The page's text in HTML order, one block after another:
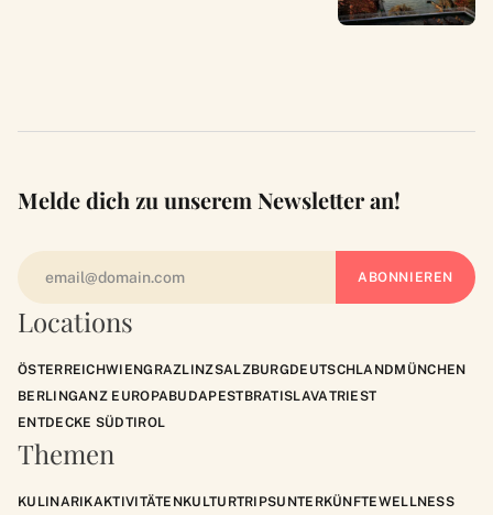
Locations
ÖSTERREICHWIENGRAZLINZSALZBURGDEUTSCHLANDMÜNCHEN
BERLINGANZ EUROPABUDAPESTBRATISLAVATRIEST
ENTDECKE SÜDTIROL
Themen
KULINARIKAKTIVITÄTENKULTURTRIPSUNTERKÜNFTEWELLNESS
Melde dich zu unserem Newsletter an!